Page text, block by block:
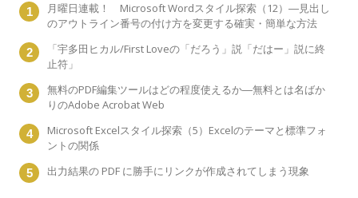
月曜日連載！ Microsoft Wordスタイル探索（12）―見出し
のアウトライン番号の付け方を変更する確実・簡単な方法
「宇多田ヒカル/First Loveの「だろう」説「だはー」説に終
止符」
無料のPDF編集ツールはどの程度使えるか―無料とは名ばか
りのAdobe Acrobat Web
Microsoft Excelスタイル探索（5）Excelのテーマと標準フォ
ントの関係
出力結果の PDF に勝手にリンクが作成されてしまう現象